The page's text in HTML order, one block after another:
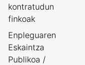
kontratudun
finkoak
Enpleguaren
Eskaintza
Publikoa /